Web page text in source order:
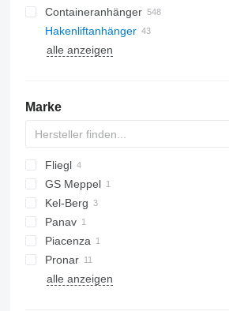
Containeranhänger
Hakenliftanhänger
alle anzeigen
Marke
Fliegl
HKL
GS Meppel
AC
Kel-Berg
Panav
Piacenza
Pronar
T185
alle anzeigen